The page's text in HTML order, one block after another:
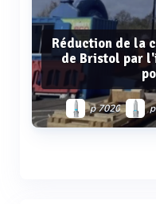
Réduction de la
de Bristol par
p 7020